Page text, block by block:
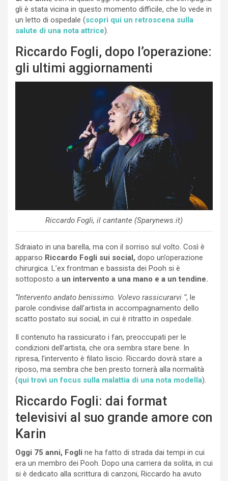
gli è stata vicina in questo momento difficile, che lo vede in
un letto di ospedale (scopri qui un retroscena sulla
salute di una nota attrice).
Riccardo Fogli, dopo l’operazione:
gli ultimi aggiornamenti
Riccardo Fogli, il cantante (Sparynews.it)
Sdraiato in una barella, ma con il sorriso sul volto. Così è
apparso Riccardo Fogli sui social, dopo un’operazione
chirurgica. L’ex frontman e bassista dei Pooh si è
sottoposto a un intervento a una mano e a un tendine.
“Intervento andato benissimo. Volevo rassicurarvi “, le
parole condivise dall’artista in accompagnamento dello
scatto postato sui social, in cui è ritratto in ospedale.
Il contenuto ha rassicurato i fan, preoccupati per le
condizioni dell’artista, che ora sembra stare bene. In
ripresa, l’intervento è filato liscio. Riccardo dovrà stare a
riposo, ma sembra che ben presto tornerà alla normalità
(qui trovi un focus sulla malattia di una nota modella).
Riccardo Fogli: dai format
televisivi al suo grande amore con
Karin
Oggi 75 anni, Fogli ne ha fatto di strada dai tempi in cui
era un membro dei Pooh. Dopo una carriera da solita, in cui
si è dedicato alla scrittura di canzoni, Riccardo ha avuto